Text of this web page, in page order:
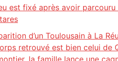
est fixé après avoir parcouru
d’un Toulousain à La
retrouvé est bien celui de
la famille lance une